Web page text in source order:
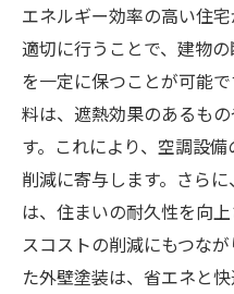
エネルギー効率の高い住
適切に行うことで、建物
を一定に保つことが可能
料は、遮熱効果のあるも
す。これにより、空調設
削減に寄与します。さら
は、住まいの耐久性を向
スコストの削減にもつな
た外壁塗装は、省エネと